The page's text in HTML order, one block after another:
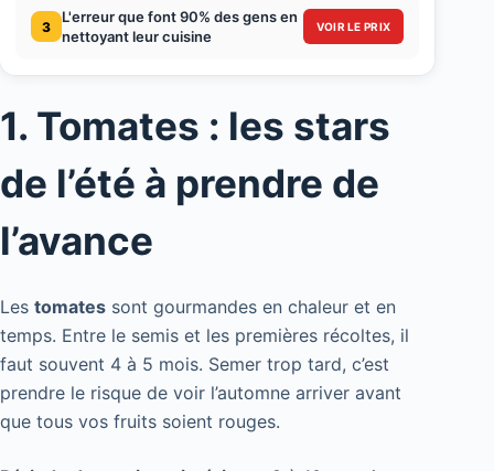
3
L'erreur que font 90% des gens en
nettoyant leur cuisine
VOIR LE PRIX
1. Tomates : les stars
de l’été à prendre de
l’avance
Les tomates sont gourmandes en chaleur et en
temps. Entre le semis et les premières récoltes, il
faut souvent 4 à 5 mois. Semer trop tard, c’est
prendre le risque de voir l’automne arriver avant
que tous vos fruits soient rouges.